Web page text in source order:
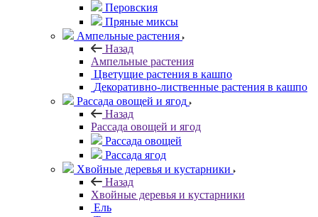
Перовския
Пряные миксы
Ампельные растения
Назад
Ампельные растения
Цветущие растения в кашпо
Декоративно-лиственные растения в кашпо
Рассада овощей и ягод
Назад
Рассада овощей и ягод
Рассада овощей
Рассада ягод
Хвойные деревья и кустарники
Назад
Хвойные деревья и кустарники
Ель